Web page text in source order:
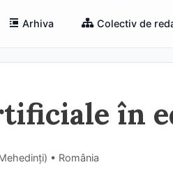
Arhiva Colectiv de
în
• România